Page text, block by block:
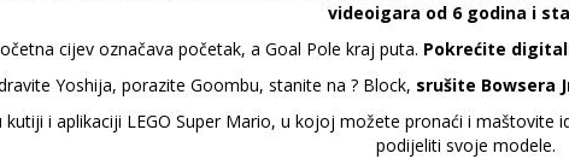
videoigara od 6 godina i
cijev označava početak, a Goal Pole kraj puta. Pokrećite
Yoshija, porazite Goombu, stanite na ? Block, srušite Bowsera
i aplikaciji LEGO Super Mario, u kojoj možete pronaći i
podijeliti svoje modele.